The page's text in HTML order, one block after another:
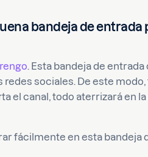
bandeja de entrada
. Esta bandeja de
sociales. De este
el canal, todo aterrizará en
fácilmente en esta bandeja